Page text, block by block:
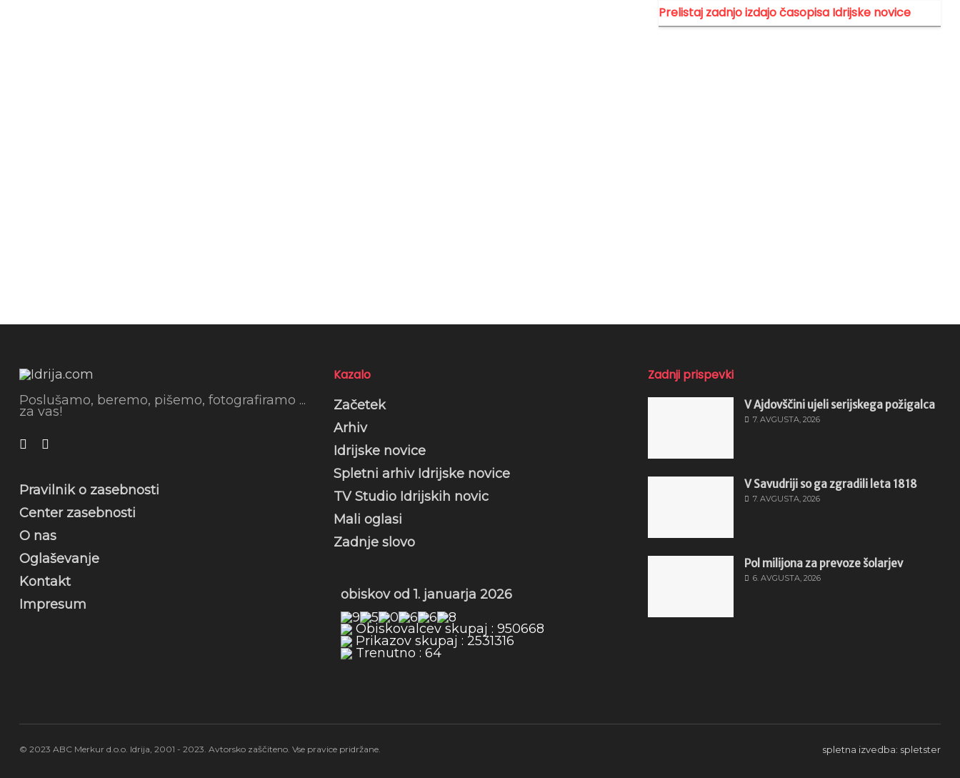
Prelistaj zadnjo izdajo časopisa Idrijske novice
Poslušamo, beremo, pišemo, fotografiramo ...
za vas!
Pravilnik o zasebnosti
Center zasebnosti
O nas
Oglaševanje
Kontakt
Impresum
Kazalo
Začetek
Arhiv
Idrijske novice
Spletni arhiv Idrijske novice
TV Studio Idrijskih novic
Mali oglasi
Zadnje slovo
obiskov od 1. januarja 2026
Obiskovalcev skupaj : 950668
Prikazov skupaj : 2531316
Trenutno : 64
Zadnji prispevki
V Ajdovščini ujeli serijskega požigalca
7. AVGUSTA, 2026
V Savudriji so ga zgradili leta 1818
7. AVGUSTA, 2026
Pol milijona za prevoze šolarjev
6. AVGUSTA, 2026
spletna izvedba: spletster
© 2023 ABC Merkur d.o.o. Idrija, 2001 - 2023. Avtorsko zaščiteno. Vse pravice pridržane.